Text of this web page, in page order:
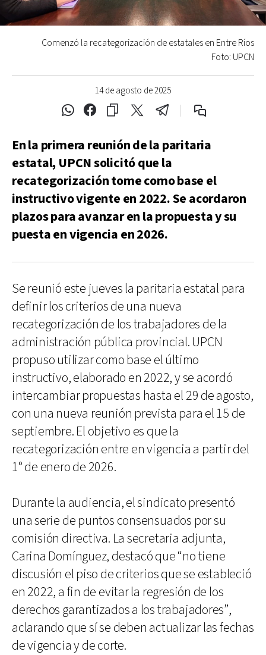
14 de agosto de 2025
Comenzó la recategorización de estatales en Entre Ríos
Foto: UPCN
En la primera reunión de la paritaria
estatal, UPCN solicitó que la
recategorización tome como base el
instructivo vigente en 2022. Se acordaron
plazos para avanzar en la propuesta y su
puesta en vigencia en 2026.
Se reunió este jueves la paritaria estatal para
definir los criterios de una nueva
recategorización de los trabajadores de la
administración pública provincial. UPCN
propuso utilizar como base el último
instructivo, elaborado en 2022, y se acordó
intercambiar propuestas hasta el 29 de agosto,
con una nueva reunión prevista para el 15 de
septiembre. El objetivo es que la
recategorización entre en vigencia a partir del
1° de enero de 2026.
Durante la audiencia, el sindicato presentó
una serie de puntos consensuados por su
comisión directiva. La secretaria adjunta,
Carina Domínguez, destacó que “no tiene
discusión el piso de criterios que se estableció
en 2022, a fin de evitar la regresión de los
derechos garantizados a los trabajadores”,
aclarando que sí se deben actualizar las fechas
de vigencia y de corte.